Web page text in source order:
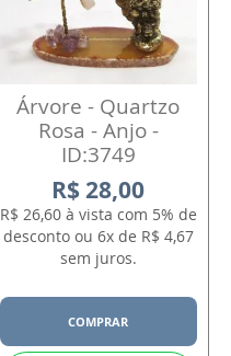
Árvore - Quartzo
Rosa - Anjo -
ID:3749
R$ 28,00
R$ 26,60 à vista com 5% de
desconto ou 6x de R$ 4,67
sem juros.
COMPRAR